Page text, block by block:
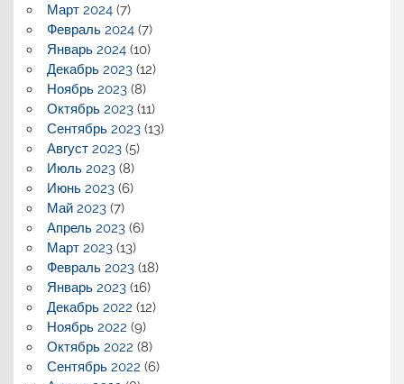
Март 2024(7)
Февраль 2024(7)
Январь 2024(10)
Декабрь 2023(12)
Ноябрь 2023(8)
Октябрь 2023(11)
Сентябрь 2023(13)
Август 2023(5)
Июль 2023(8)
Июнь 2023(6)
Май 2023(7)
Апрель 2023(6)
Март 2023(13)
Февраль 2023(18)
Январь 2023(16)
Декабрь 2022 (12)
Ноябрь 2022 (9)
Октябрь 2022 (8)
Сентябрь 2022 (6)